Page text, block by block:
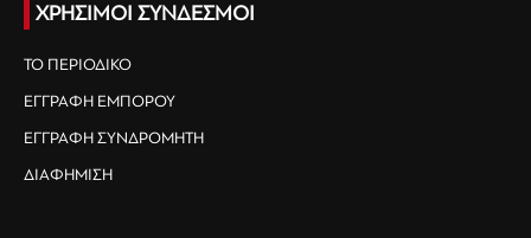
ΧΡΗΣΙΜΟΙ ΣΥΝΔΕΣΜΟΙ
ΤΟ ΠΕΡΙΟΔΙΚΟ
ΕΓΓΡΑΦΗ ΕΜΠΟΡΟΥ
ΕΓΓΡΑΦΗ ΣΥΝΔΡΟΜΗΤΗ
ΔΙΑΦΗΜΙΣΗ